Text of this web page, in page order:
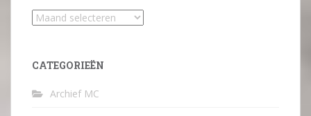
Archief
CATEGORIEËN
Archief MC